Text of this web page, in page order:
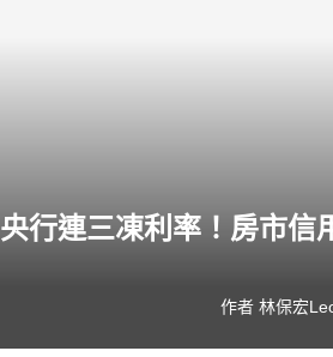
央行連三凍利率！房市信
作者林保宏